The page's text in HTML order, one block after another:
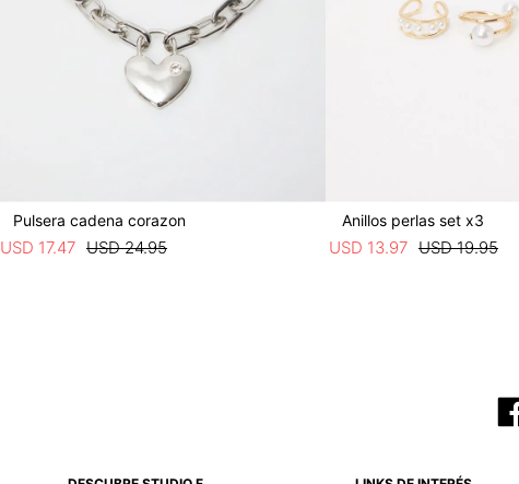
Pulsera cadena corazon
USD 24.95
USD 17.47
Anillos perlas set x3
USD 19.95
USD 13.97